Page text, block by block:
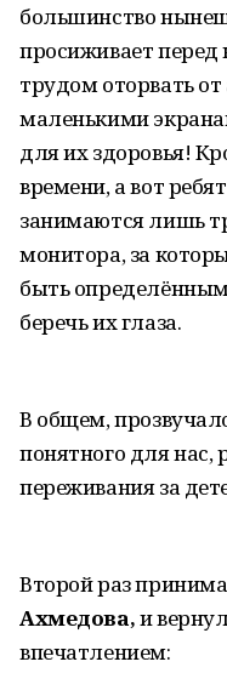
большинство
просиживает
трудом оторвать
маленькими
для их здоровья!
времени, а вот
занимаются лишь
монитора, за
быть
беречь их глаза.
В общем,
понятного для нас,
переживания за
Второй раз
Ахмедова,и
впечатлением: